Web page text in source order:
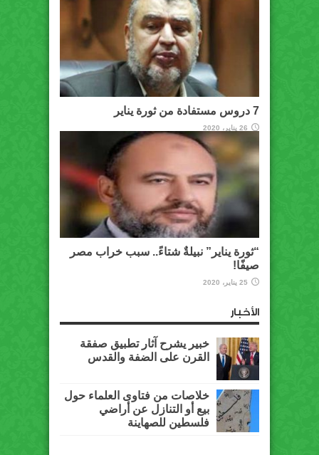
7 دروس مستفادة من ثورة يناير
26 يناير، 2020
“ثورة يناير” نبيلةٌ شتاءً.. سبب خراب مصر
صيفًا!
25 يناير، 2020
الأخبار
خبير يشرح آثار تطبيق صفقة
القرن على الضفة والقدس
خلاصات من فتاوى العلماء حول
بيع أو التنازل عن أراضي
فلسطين للصهاينة